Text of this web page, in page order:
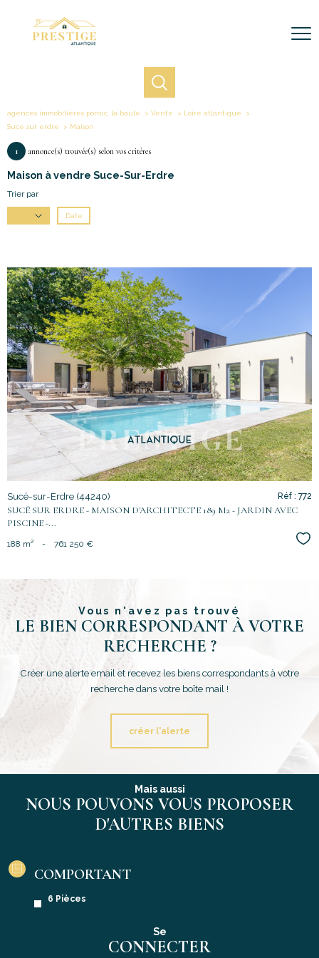
agences immobilières pornic, la baule Vente
Loire atlantique
Suce sur erdre
Maison
1 annonce(s) trouvée(s) selon vos critères
Maison à vendre Suce-Sur-Erdre
Trier par
Date
voir le
bien
Sucé-sur-Erdre (44240)
SUCÉ SUR ERDRE - MAISON D'ARCHITECTE 189 M2 - JARDIN AVEC
PISCINE -...
Réf : 772
188 m² - 761 250 €
Vous n'avez pas trouvé
LE BIEN CORRESPONDANT À VOTRE
RECHERCHE ?
Créer une alerte email et recevez les biens correspondants à votre
recherche dans votre boîte mail !
créer l'alerte
Mais aussi
NOUS POUVONS VOUS PROPOSER
D'AUTRES BIENS
COMPORTANT
6 Pièces
Se
CONNECTER